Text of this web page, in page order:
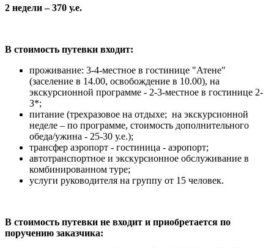
2 недели –370 у.е.
В стоимость путевки входит:
проживание: 3-4-местное в гостинице "Атене"
(заселение в 14.00, освобождение в 10.00), на
экскурсионной программе - 2-3-местное в гостинице 2-
3*;
питание (трехразовое на отдыхе; на экскурсионной
неделе – по программе, стоимость дополнительного
обеда/ужина - 25-30 у.е.);
трансфер аэропорт - гостиница - аэропорт;
автотранспортное и экскурсионное обслуживание в
комбинированном туре;
услуги руководителя на группу от 15 человек.
В стоимость путевки не входит и приобретается по
поручению заказчика: